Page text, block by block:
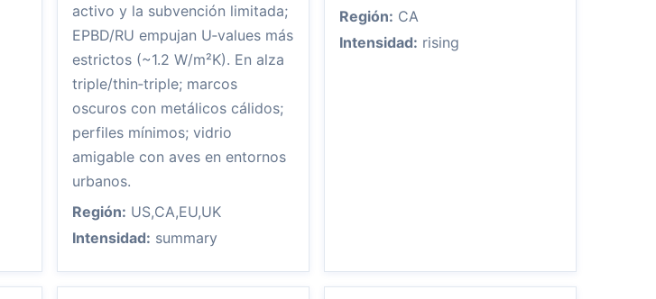
activo y la subvención limitada;
EPBD/RU empujan U‑values más
estrictos (~1.2 W/m²K). En alza
triple/thin‑triple; marcos
oscuros con metálicos cálidos;
perfiles mínimos; vidrio
amigable con aves en entornos
urbanos.
Región: US,CA,EU,UK
Intensidad: summary
Región: CA
Intensidad: rising